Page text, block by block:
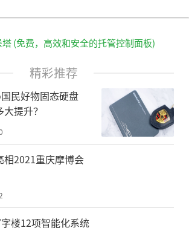
塔 (免费，高效和安全的托管控制面板)
精彩推荐
民好物固态硬盘
提升？
相2021重庆摩博会
楼12项智能化系统